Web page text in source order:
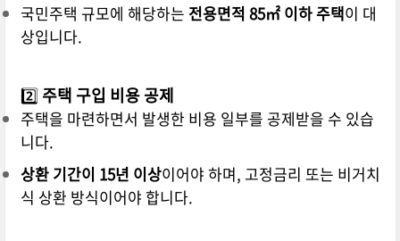
국민주택 규모에 해당하는 전용면적 85㎡ 이하 주택이 대
상입니다.
2️⃣ 주택 구입 비용 공제
주택을 마련하면서 발생한 비용 일부를 공제받을 수 있습
니다.
상환 기간이 15년 이상이어야 하며, 고정금리 또는 비거치
식 상환 방식이어야 합니다.